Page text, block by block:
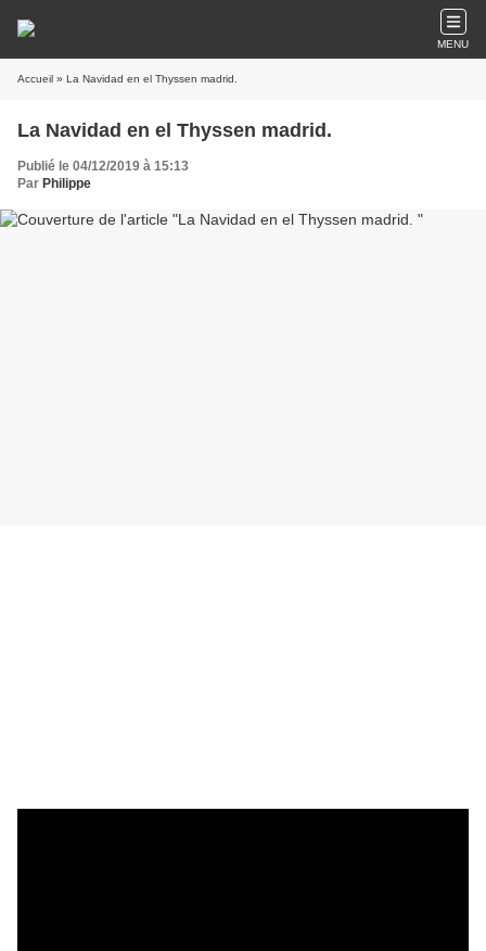
MENU
Accueil » La Navidad en el Thyssen madrid.
La Navidad en el Thyssen madrid.
Publié le 04/12/2019 à 15:13
Par Philippe